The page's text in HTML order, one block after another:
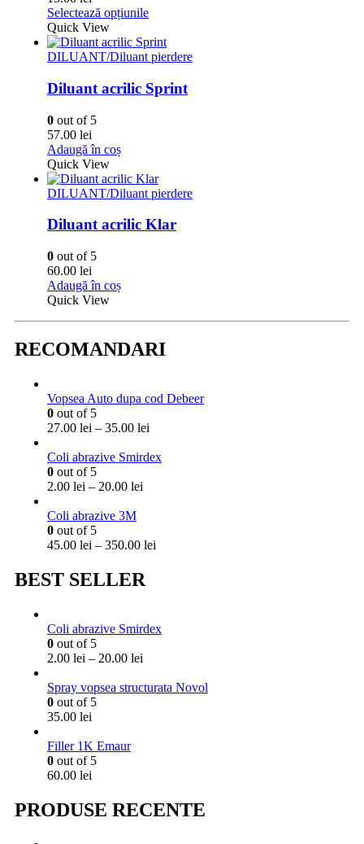
Selectează opțiunileAcest
are
mai
variații.
Opțiunile
produsului.
Quick View
DILUANT/Diluant pierdere
Diluant acrilic Sprint
0 out of 5
57.00 lei
Adaugă în coș
Quick View
DILUANT/Diluant pierdere
Diluant acrilic Klar
0 out of 5
60.00 lei
Adaugă în coș
Quick View
RECOMANDARI
Vopsea Auto dupa cod Debeer
0 out of 5
27.00 lei – 35.00 lei
prețuri:
Coli abrazive Smirdex
0 out of 5
2.00 lei – 20.00 lei
până
20.00 lei
Coli abrazive 3M
0 out of 5
45.00 lei – 350.00 lei
350.00 lei
BEST SELLER
Coli abrazive Smirdex
0 out of 5
2.00 lei – 20.00 lei
prețuri:
Spray vopsea structurata Novol
0 out of 5
35.00 lei
Filler 1K Emaur
0 out of 5
60.00 lei
PRODUSE RECENTE